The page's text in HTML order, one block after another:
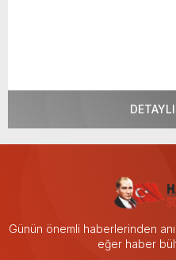
Günün önemli haberlerinden
eğer haber